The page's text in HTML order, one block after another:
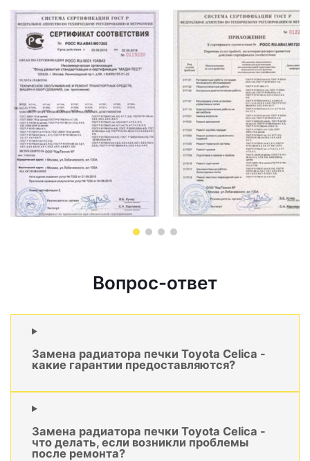
Вопрос-ответ
Замена радиатора печки Toyota Celica -
какие гарантии предоставляются?
Замена радиатора печки Toyota Celica -
что делать, если возникли проблемы
после ремонта?